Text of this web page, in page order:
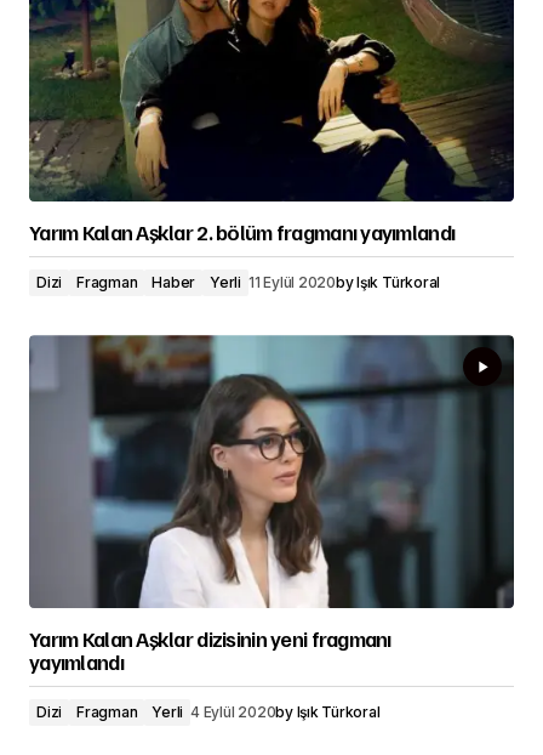
Yarım Kalan Aşklar 2. bölüm fragmanı yayımlandı
Dizi Fragman Haber Yerli 11 Eylül 2020byIşık Türkoral
Yarım Kalan Aşklar dizisinin yeni fragmanı
yayımlandı
Dizi Fragman Yerli 4 Eylül 2020by Işık Türkoral